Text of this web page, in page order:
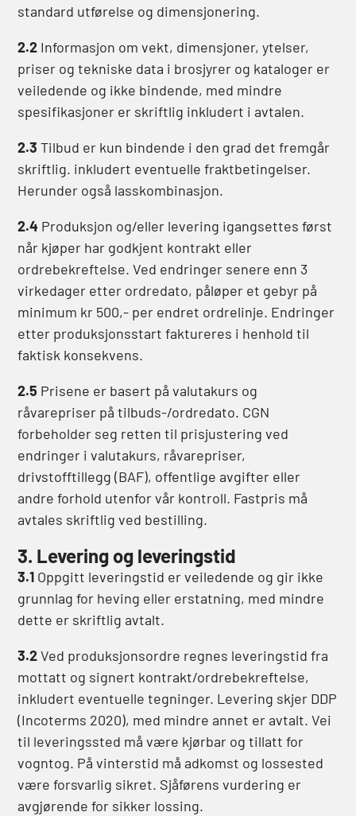
standard utførelse og dimensjonering.
2.2 Informasjon om vekt, dimensjoner, ytelser,
priser og tekniske data i brosjyrer og kataloger er
veiledende og ikke bindende, med mindre
spesifikasjoner er skriftlig inkludert i avtalen.
2.3 Tilbud er kun bindende i den grad det fremgår
skriftlig. inkludert eventuelle fraktbetingelser.
Herunder også lasskombinasjon.
2.4 Produksjon og/eller levering igangsettes først
når kjøper har godkjent kontrakt eller
ordrebekreftelse. Ved endringer senere enn 3
virkedager etter ordredato, påløper et gebyr på
minimum kr 500,- per endret ordrelinje. Endringer
etter produksjonsstart faktureres i henhold til
faktisk konsekvens.
2.5 Prisene er basert på valutakurs og
råvarepriser på tilbuds-/ordredato. CGN
forbeholder seg retten til prisjustering ved
endringer i valutakurs, råvarepriser,
drivstofftillegg (BAF), offentlige avgifter eller
andre forhold utenfor vår kontroll. Fastpris må
avtales skriftlig ved bestilling.
3. Levering og leveringstid
3.1 Oppgitt leveringstid er veiledende og gir ikke
grunnlag for heving eller erstatning, med mindre
dette er skriftlig avtalt.
3.2Ved produksjonsordre regnes leveringstid fra
mottatt og signert kontrakt/ordrebekreftelse,
inkludert eventuelle tegninger. Levering skjer DDP
(Incoterms 2020), med mindre annet er avtalt. Vei
til leveringssted må være kjørbar og tillatt for
vogntog. På vinterstid må adkomst og lossested
være forsvarlig sikret. Sjåførens vurdering er
avgjørende for sikker lossing.